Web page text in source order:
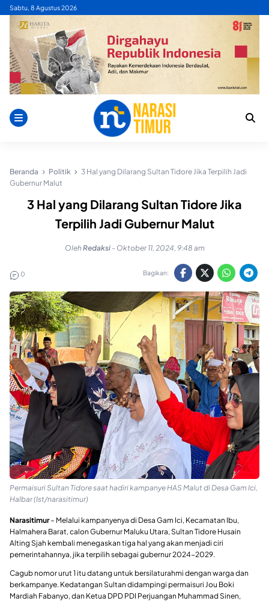
Skip
content
Sabtu, 8 Agustus 2026
Beranda Politik
3 Hal yang Dilarang Sultan Tidore Jika Terpilih Jadi
Gubernur Malut
3 Hal yang Dilarang Sultan Tidore Jika
Terpilih Jadi Gubernur Malut
OlehRedaksi - Oktober 11, 2024, 9:48 am
0 Bagikan:
Permaisuri Sultan Tidore saat hadiri kampanye HAS Malut di Desa Gam Ici,
Halbar (Ist/narasitimur)
Narasitimur– Melalui kampanyenya di Desa Gam Ici, Kecamatan Ibu,
Halmahera Barat, calon Gubernur Maluku Utara, Sultan Tidore Husain
Alting Sjah kembali menegaskan tiga hal yang akan menjadi ciri
pemerintahannya, jika terpilih sebagai gubernur 2024-2029.
Cagub nomor urut 1 itu datang untuk bersilaturahmi dengan warga dan
berkampanye. Kedatangan Sultan didampingi permaisuri Jou Boki
Mardiah Fabanyo, dan Ketua DPD PDI Perjuangan Muhammad Sinen,